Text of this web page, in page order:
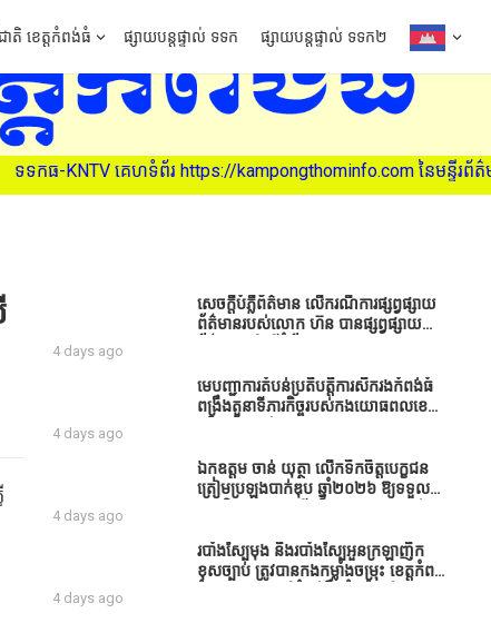
kampongthominfo.com នៃមន្ទីរព័ត៌មាន ខេត្តកំពង់ធំ (សូមអ
ាតិ ខេត្តកំពង់ធំ ផ្សាយបន្តផ្ទាល់ ទទក ផ្សាយបន្តផ្ទាល់ ទទក២
សេចក្តីបំភ្លឺព័ត៌មាន លេីករណីការផ្សព្វផ្សាយ
ព័ត៌មានរបស់លោក ហ៊ន បានផ្សព្វផ្សាយ
២០២៦ នេះ ដោយបានដាក់ចំណងជើងថា
«ខេត្តកំពង់ធំ សូមសំណូមពរទៅដល់
ខ្លះទៅព្រោះឥឡូវដឹងហើយថាពិបាករកលុយ
ណាស់គាត់ដាំដំណាំសឹកសឹងតែខ្ចីលុយ
ធនាគារយកមកដាំ ព្រោះមួយរយៈចុងក្រោយ
ពាក់ព័ន្ធនិងអាជ្ញាធរជាមួយនឹងប្រជាពលរដ្ឋ
រឿងដីអាស្រ័យផល»
4 days ago
មេបញ្ជាការតំបន់ប្រតិបត្តិការសឹករងកំពង់ធំ
ពង្រឹងតួនាទីភារកិច្ចរបស់កងយោធពលខេមរ
4 days ago
ឯកឧត្តម ចាន់ យុត្ថា លើកទឹកចិត្តបេក្ខជន
ត្រៀមប្រឡងបាក់ឌុប ឆ្នាំ២០២៦ ឱ្យទទួល
4 days ago
របាំង​ស្បៃ​មុង​ និង​របាំង​ស្បៃ​អួន​ក្រឡា​ញឹក​
ខុស​ច្បាប់​ ត្រូវ​បាន​កងកម្លាំង​ចម្រុះ​ ខេត្តកំពង់​
4 days ago